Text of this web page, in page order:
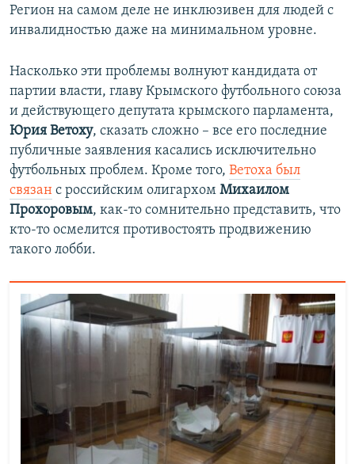
Регион на самом деле не инклюзивен для людей с
инвалидностью даже на минимальном уровне.
Насколько эти проблемы волнуют кандидата от
партии власти, главу Крымского футбольного союза
и действующего депутата крымского парламента,
Юрия Ветоху, сказать сложно – все его последние
публичные заявления касались исключительно
футбольных проблем. Кроме того, Ветоха был
связан с российским олигархом Михаилом
Прохоровым, как-то сомнительно представить, что
кто-то осмелится противостоять продвижению
такого лобби.